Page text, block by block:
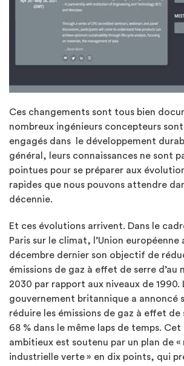
Ces changements sont tous bien
nombreux ingénieurs concepteurs
engagés dans le développement
général, leurs connaissances ne sont
pointues pour se préparer aux
rapides que nous pouvons attendre
décennie.
Et ces évolutions arrivent. Dans le
Paris sur le climat, l’Union européenne
décembre dernier son objectif de
émissions de gaz à effet de serre d’au
2030 par rapport aux niveaux de 1990.
gouvernement britannique a annoncé
réduire les émissions de gaz à effet de
68 % dans le même laps de temps.
ambitieux est soutenu par un plan de
industrielle verte » en dix points, qui